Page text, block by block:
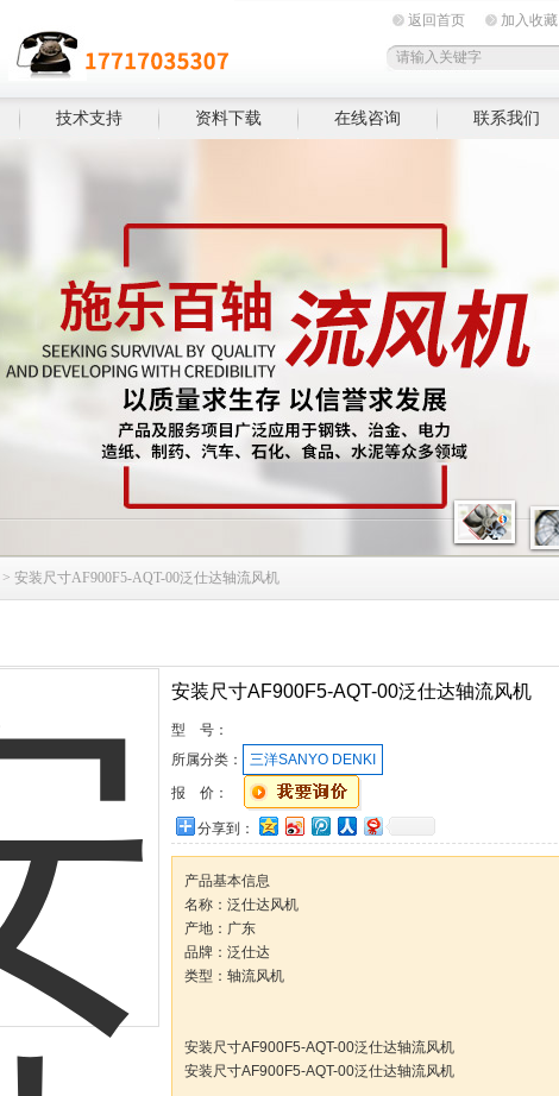
返回首页 加入收藏
技术支持 资料下载 在线咨询 联系我们
> 安装尺寸AF900F5-AQT-00泛仕达轴流风机
安装尺寸AF900F5-AQT-00泛仕达轴流风机
型 号：
所属分类：
三洋SANYO DENKI
报 价：
分享到：
产品基本信息
名称：泛仕达风机
产地：广东
品牌：泛仕达
类型：轴流风机
安装尺寸AF900F5-AQT-00泛仕达轴流风机
安装尺寸AF900F5-AQT-00泛仕达轴流风机